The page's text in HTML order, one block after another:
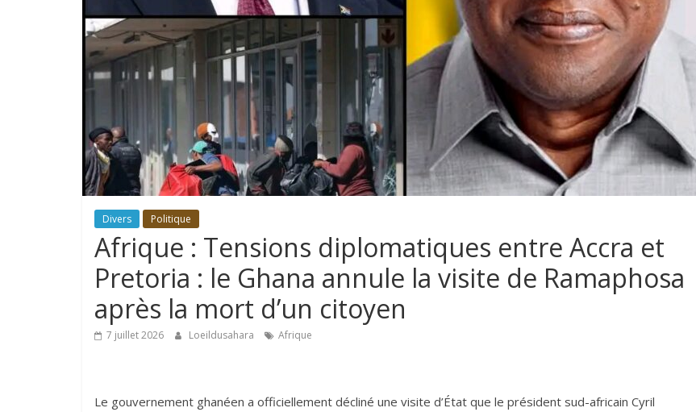
Divers Politique
Afrique : Tensions diplomatiques entre Accra et
Pretoria : le Ghana annule la visite de Ramaphosa
après la mort d’un citoyen
7 juillet 2026 Loeildusahara Afrique
Le gouvernement ghanéen a officiellement décliné une visite d’État que le président sud-africain Cyril